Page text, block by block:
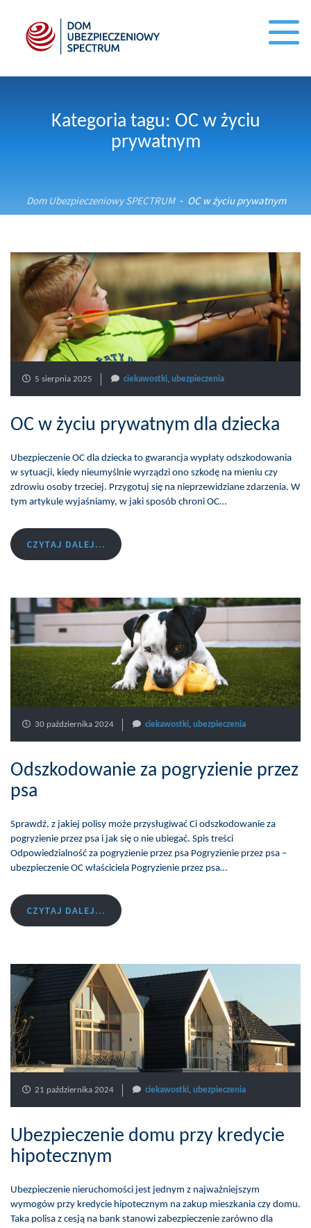
Kategoria tagu: OC w życiu
prywatnym
Dom Ubezpieczeniowy SPECTRUM - OC w życiu prywatnym
5 sierpnia 2025 ciekawostki, ubezpieczenia
OC w życiu prywatnym dla dziecka
Ubezpieczenie OC dla dziecka to gwarancja wypłaty odszkodowania
w sytuacji, kiedy nieumyślnie wyrządzi ono szkodę na mieniu czy
zdrowiu osoby trzeciej. Przygotuj się na nieprzewidziane zdarzenia. W
tym artykule wyjaśniamy, w jaki sposób chroni OC…
CZYTAJ DALEJ...
30 października 2024 ciekawostki ubezpieczenia
Odszkodowanie za pogryzienie przez
psa
Sprawdź, z jakiej polisy może przysługiwać Ci odszkodowanie za
pogryzienie przez psa i jak się o nie ubiegać. Spis treści
Odpowiedzialność za pogryzienie przez psa Pogryzienie przez psa –
ubezpieczenie OC właściciela Pogryzienie przez psa…
CZYTAJ DALEJ...
21 października 2024 ciekawostki, ubezpieczenia
Ubezpieczenie domu przy kredycie
hipotecznym
Ubezpieczenie nieruchomości jest jednym z najważniejszym
wymogów przy kredycie hipotecznym na zakup mieszkania czy domu.
Taka polisa z cesją na bank stanowi zabezpieczenie zarówno dla